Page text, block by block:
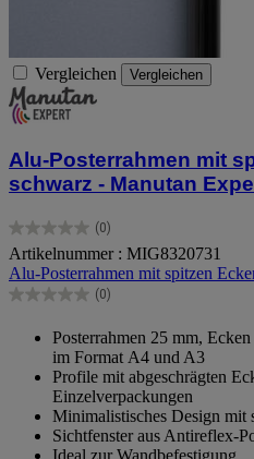
Vergleichen Vergleichen
Alu-Posterrahmen mit
schwarz - Manutan
(0)
0.0
von
5
Sternen.
Artikelnummer : MIG8320731
Alu-Posterrahmen mit spitzen
(0)
0.0
Sternen.
Posterrahmen 25 mm,
im Format A4 und A3
Profile mit abgeschrägten
Einzelverpackungen
Minimalistisches Design mit
Sichtfenster aus Antireflex-